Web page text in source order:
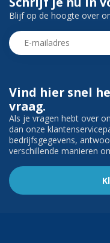
Vind hier snel
vraag.
Als je vragen hebt over
dan onze
bedrijfsgegevens,
verschillende manieren
Blijf op de hoogte over